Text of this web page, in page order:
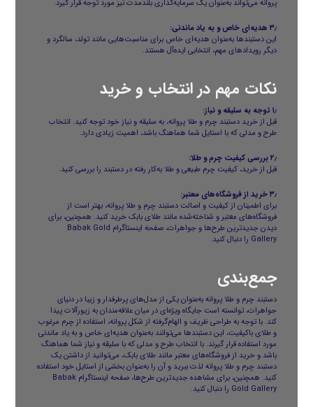
پروانه می‌تواند به‌عنوان یک سرمایه‌گذاری بلندمدت نیز مورد توجه قرار گیرد.
۳٫ هدیه‌ای خاص و به یاد ماندنی:
این دستبندها به‌عنوان هدیه‌ای خاص برای مناسبت‌هایی مانند تولد، سالگرد و
دیگر رویدادهای مهم، انتخابی ایده‌آل هستند.
نکات مهم در انتخاب و خرید
۱٫ توجه به سلیقه و نیاز:
قبل از خرید دستبند چرم و طلا پروانه، به سلیقه و نیاز خود توجه کنید. انتخاب
طرح و مدلی که با استایل شما هماهنگ باشد، اهمیت زیادی دارد.
۲٫ بررسی کیفیت چرم و طلا:
قبل از خرید، کیفیت چرم طبیعی و طلا به‌کار رفته در دستبند را بررسی کنید.
۳٫ خرید از فروشگاه‌های معتبر:
برای اطمینان از کیفیت و اصالت دستبند چرم و طلا پروانه، بهتر است از
فروشگاه‌های معتبر و شناخته‌شده مانند طلای بابک خرید کنید. همچنین، برای
دیدن جدیدترین طرح‌ها و جواهرات، صفحه اینستاگرام Babak Gold
Gallery را دنبال کنید.
جمع‌بندی
دستبند چرم و طلا پروانه به‌عنوان یکی از مدل‌های پرطرفدار و زیبا در دنیای
جواهرات، توانسته است جایگاه ویژه‌ای در میان علاقه‌مندان به زیورآلات پیدا
کند. با توجه به طراحی ظریف و الهام‌گرفته از شکل پروانه، استفاده از چرم مرغوب
و طلای باکیفیت، این دستبندها می‌توانند به‌عنوان هدیه‌ای خاص و به یاد ماندنی
مورد استفاده قرار گیرند. با انتخاب طرح و مدلی که با سلیقه و نیاز شما هماهنگ
باشد و خرید از فروشگاه‌های معتبر مانندطلای بابک، می‌توانید از داشتن یک
دستبند چرم و طلا پروانه لذت ببرید و آن را به‌عنوان بخشی از استایل خود استفاده
کنید. همچنین، برای مشاهده جدیدترین طرح‌ها، صفحه اینستاگرامBabak
Gold Gallery را دنبال کنید.